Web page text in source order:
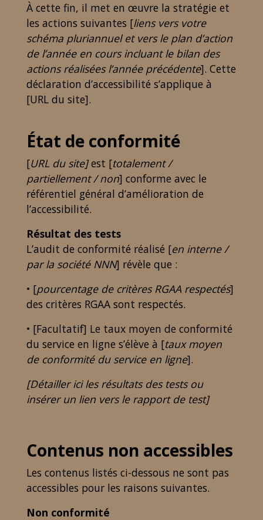
À cette fin, il met en œuvre la stratégie et
les actions suivantes [liens vers votre
schéma pluriannuel et vers le plan d’action
de l’année en cours incluant le bilan des
actions réalisées l’année précédente]. Cette
déclaration d’accessibilité s’applique à
[URL du site].
État de conformité
[URL du site]est [totalement /
partiellement / non] conforme avec le
référentiel général d’amélioration de
l’accessibilité.
Résultat des tests
L’audit de conformité réalisé [en interne /
par la société NNN] révèle que :
• [pourcentage de critères RGAA respectés]
des critères RGAA sont respectés.
• [Facultatif] Le taux moyen de conformité
du service en ligne s’élève à [taux moyen
de conformité du service en ligne].
[Détailler ici les résultats des tests ou
insérer un lien vers le rapport de test]
Contenus non accessibles
Les contenus listés ci-dessous ne sont pas
accessibles pour les raisons suivantes.
Non conformité